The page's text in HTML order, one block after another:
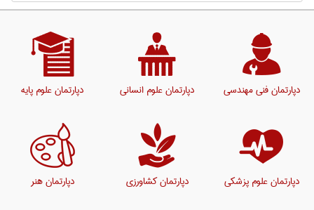
دپارتمان فنی مهندسی دپارتمان علوم انسانی دپارتمان علوم پایه
دپارتمان علوم پزشکی دپارتمان کشاورزی دپارتمان هنر